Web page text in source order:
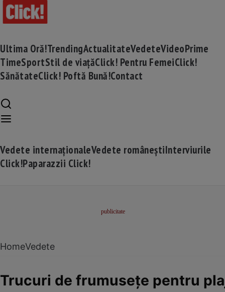
Ultima Oră!TrendingActualitateVedeteVideoPrime
TimeSportStil de viațăClick! Pentru FemeiClick!
SănătateClick! Poftă Bună!Contact
Vedete internaționaleVedete româneștiInterviurile
Click!Paparazzii Click!
HomeVedete
Trucuri de frumuseţe pentru